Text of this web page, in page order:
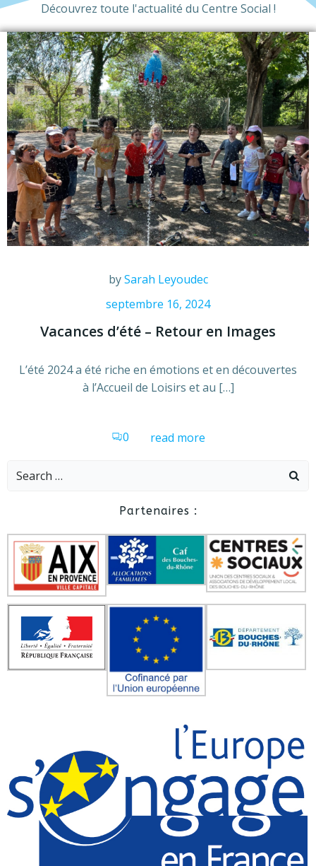
Découvrez toute l'actualité du Centre Social !
bySarah Leyoudec
septembre 16, 2024
Vacances d’été – Retour en Images
L’été 2024 a été riche en émotions et en découvertes
à l’Accueil de Loisirs et au […]
0 read more
Search
Partenaires :